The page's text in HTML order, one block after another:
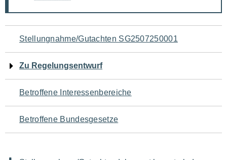
Navigation
für
den
Seiteninhalt
Stellungnahme/Gutachten SG2507250001
Zu Regelungsentwurf
Betroffene Interessenbereiche
Betroffene Bundesgesetze